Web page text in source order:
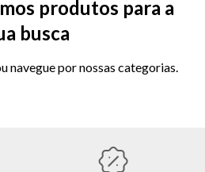
produtos para a
busca
navegue por nossas categorias.